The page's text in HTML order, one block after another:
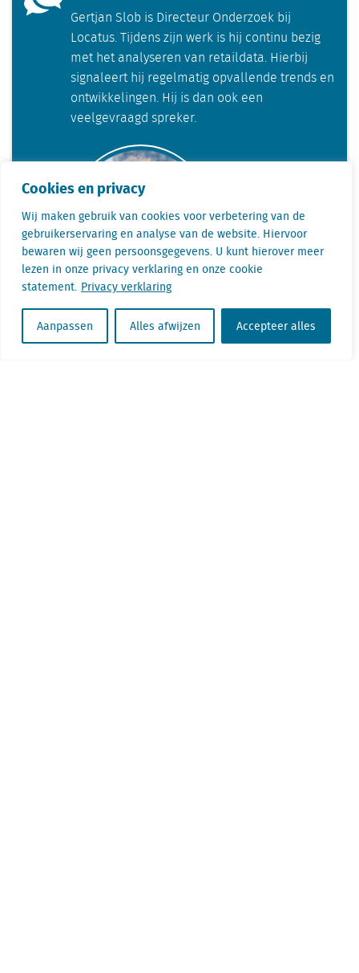
Cookies en privacy
Wij maken gebruik van cookies voor verbetering van de
gebruikerservaring en analyse van de website. Hiervoor
bewaren wij geen persoonsgegevens. U kunt hierover meer
lezen in onze privacy verklaring en onze cookie
statement. Privacy verklaring
Aanpassen Alles afwijzen Accepteer alles
Gertjan Slob is Directeur Onderzoek bij
Locatus. Tijdens zijn werk is hij continu bezig
met het analyseren van retaildata. Hierbij
signaleert hij regelmatig opvallende trends en
ontwikkelingen. Hij is dan ook een
veelgevraagd spreker.
Telefoon: +31(0) 85 760 3283
E-mail: gertjan.slob@locatus.com